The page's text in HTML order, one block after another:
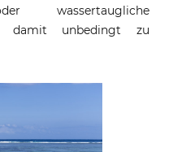
wassertaugliche
damit unbedingt zu